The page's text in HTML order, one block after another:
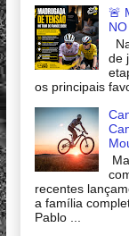
🚨
de
os principais
recentes
a família
Pablo ...